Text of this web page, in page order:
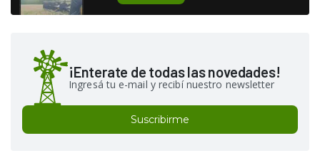
¡Enterate de todas las novedades!
Ingresá tu e-mail y recibí nuestro newsletter
Suscribirme